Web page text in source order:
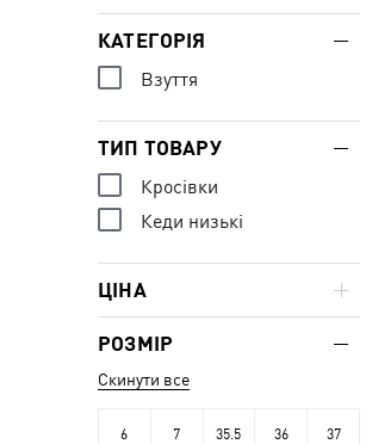
КАТЕГОРІЯ
Взуття
ТИП ТОВАРУ
Кросівки
Кеди низькі
ЦІНА
РОЗМІР
Скинути все
6 7 35.5 36 37